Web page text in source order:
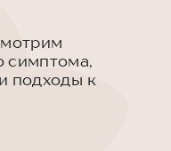
симптома,
подходы к